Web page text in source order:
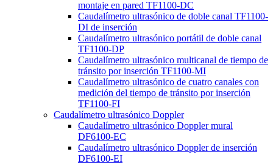
montaje en pared TF1100-DC
Caudalímetro ultrasónico de doble canal TF1100-
DI de inserción
Caudalímetro ultrasónico portátil de doble canal
TF1100-DP
Caudalímetro ultrasónico multicanal de tiempo de
tránsito por inserción TF1100-MI
Caudalímetro ultrasónico de cuatro canales con
medición del tiempo de tránsito por inserción
TF1100-FI
Caudalímetro ultrasónico Doppler
Caudalímetro ultrasónico Doppler mural
DF6100-EC
Caudalímetro ultrasónico Doppler de inserción
DF6100-EI